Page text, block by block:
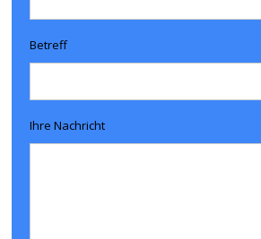
Betreff
Ihre Nachricht